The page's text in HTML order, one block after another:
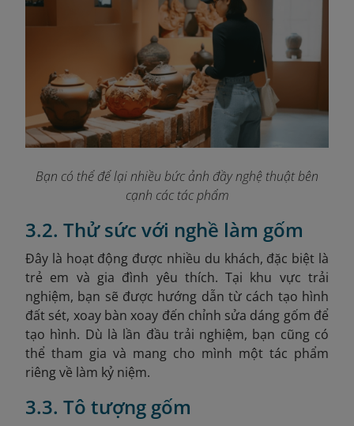
Bạn có thể để lại nhiều bức ảnh đầy nghệ thuật bên
cạnh các tác phẩm
3.2. Thử sức với nghề làm gốm
Đây là hoạt động được nhiều du khách, đặc biệt là
trẻ em và gia đình yêu thích. Tại khu vực trải
nghiệm, bạn sẽ được hướng dẫn từ cách tạo hình
đất sét, xoay bàn xoay đến chỉnh sửa dáng gốm để
tạo hình. Dù là lần đầu trải nghiệm, bạn cũng có
thể tham gia và mang cho mình một tác phẩm
riêng về làm kỷ niệm.
3.3. Tô tượng gốm